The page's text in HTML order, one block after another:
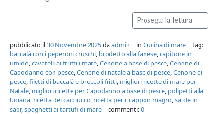
Prosegui la lettura
pubblicato il30 Novembre 2025daadmin | in Cucina di mare | tag:
baccalà con i peperoni cruschi, brodetto alla fanese,capitone in
umido,cavatelli ai frutti i mare,Cenone a base di pesce,Cenone di
Capodanno con pesce,Cenone di natale a base di pesce,Cenone di
pesce,filetti di baccalà e broccoli fritti, migliori ricette di mare per
Natale, migliori ricette per Capodanno a base di pesce, polipetti alla
luciana, ricetta del cacciucco, ricetta per il cappon magro,sarde in
saor,spaghetti ai tartufi di mare | commenti:0